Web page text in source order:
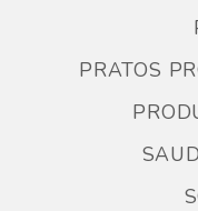
PRATOS